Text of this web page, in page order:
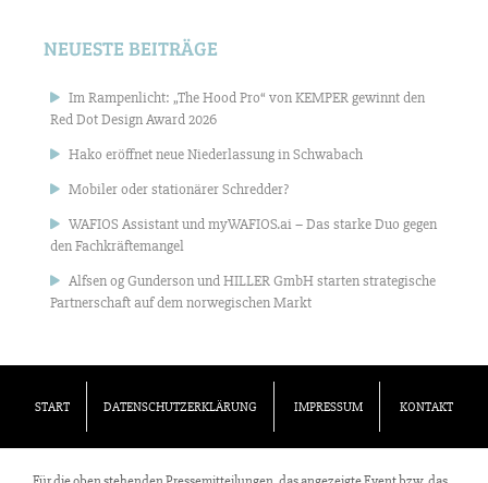
NEUESTE BEITRÄGE
Im Rampenlicht: „The Hood Pro“ von KEMPER gewinnt den
Red Dot Design Award 2026
Hako eröffnet neue Niederlassung in Schwabach
Mobiler oder stationärer Schredder?
WAFIOS Assistant und myWAFIOS.ai – Das starke Duo gegen
den Fachkräftemangel
Alfsen og Gunderson und HILLER GmbH starten strategische
Partnerschaft auf dem norwegischen Markt
START DATENSCHUTZERKLÄRUNG IMPRESSUM KONTAKT